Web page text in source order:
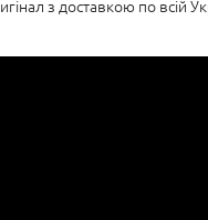
з доставкою по всій